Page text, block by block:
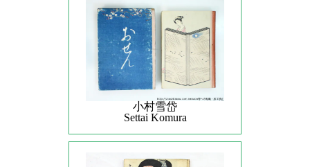
小村雪岱
Settai Komura